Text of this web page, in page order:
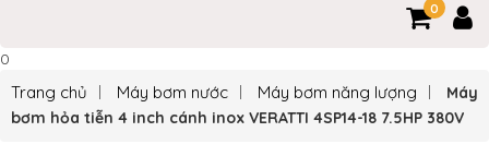
0
0
Trang chủ Máy bơm nước Máy bơm năng lượng
Máy
bơm hỏa tiễn 4 inch cánh inox VERATTI 4SP14-18 7.5HP 380V